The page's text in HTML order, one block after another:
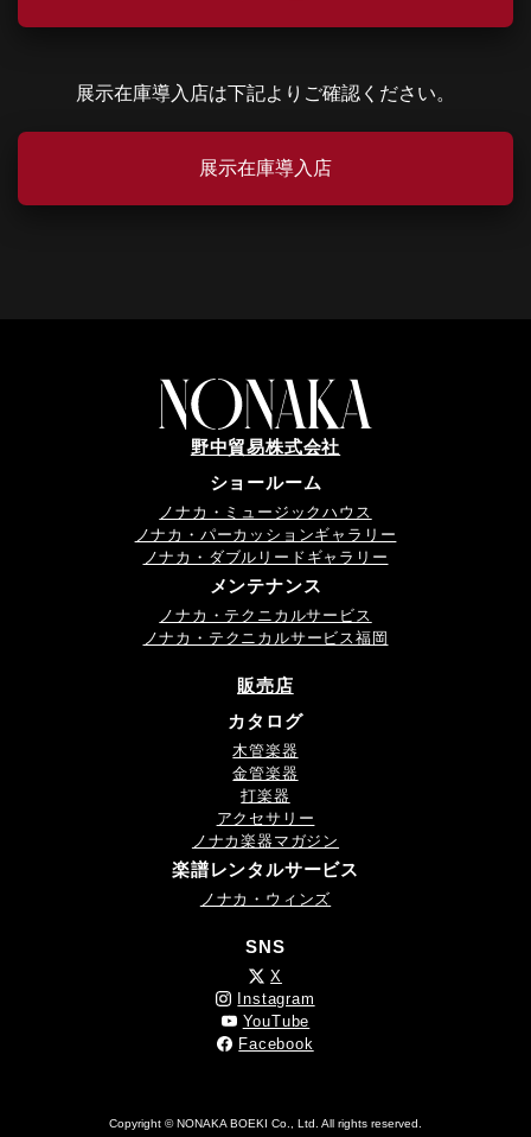
展示在庫導入店は下記よりご確認ください。
展示在庫導入店
野中貿易株式会社
ショールーム
ノナカ・ミュージックハウス
ノナカ・パーカッションギャラリー
ノナカ・ダブルリードギャラリー
メンテナンス
ノナカ・テクニカルサービス
ノナカ・テクニカルサービス福岡
販売店
カタログ
木管楽器
金管楽器
打楽器
アクセサリー
ノナカ楽器マガジン
楽譜レンタルサービス
ノナカ・ウィンズ
SNS
X
Instagram
YouTube
Facebook
Copyright © NONAKA BOEKI Co., Ltd. All rights reserved.